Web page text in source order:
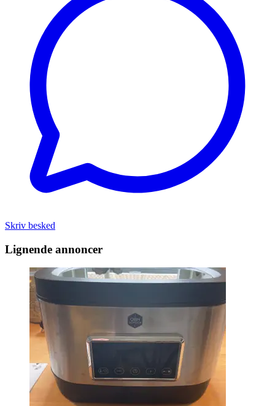
Skriv besked
Lignende annoncer